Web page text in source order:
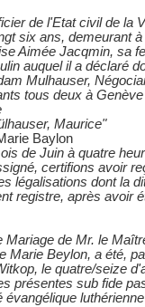
de l'Etat civil de la
six ans, demeurant
Aimée Jacqmin, sa
auquel il a déclaré
Mulhauser,
tous deux à
Maurice"
Baylon
de Juin à quatre
certifions avoir
légalisations dont la
registre, après avoir
de Mr. le
Beylon, a été,
le quatre/seize
présentes sub fide